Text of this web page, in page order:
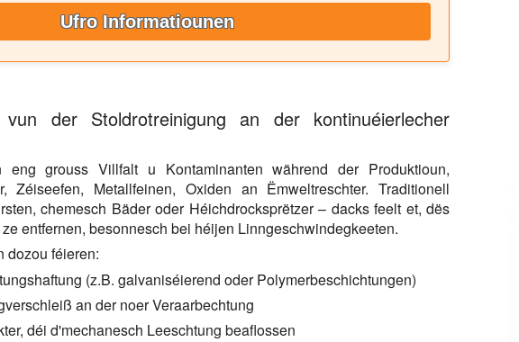
Ufro Informatiounen
vun der Stoldrotreinigung an der kontinuéierlecher
eng grouss Villfalt u Kontaminanten während der Produktioun,
Zéiseefen, Metallfeinen, Oxiden an Ëmweltreschter. Traditionell
chemesch Bäder oder Héichdrocksprëtzer – dacks feelt et, dës
entfernen, besonnesch bei héijen Linngeschwindegkeeten.
dozou féieren:
(z.B. galvaniséierend oder Polymerbeschichtungen)
an der noer Veraarbechtung
déi d'mechanesch Leeschtung beaflossen